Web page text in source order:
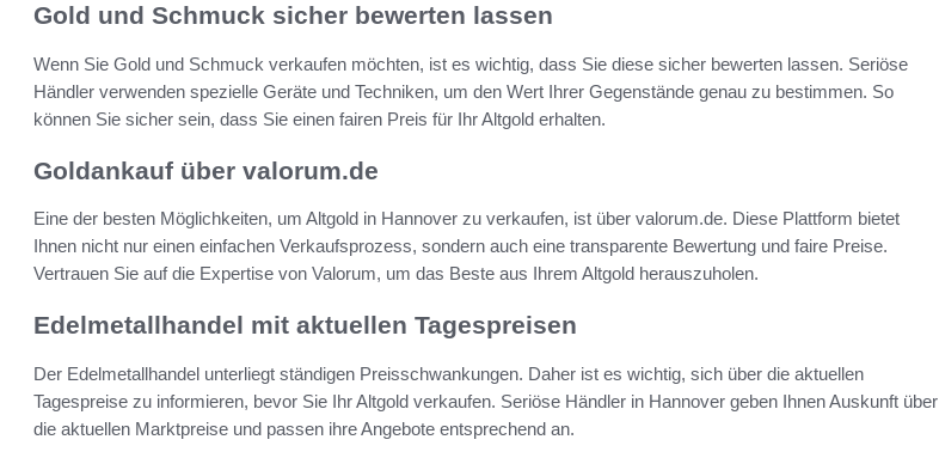
Gold und Schmuck sicher bewerten lassen
Wenn Sie Gold und Schmuck verkaufen möchten, ist es wichtig, dass Sie diese sicher bewerten lassen. Seriöse
Händler verwenden spezielle Geräte und Techniken, um den Wert Ihrer Gegenstände genau zu bestimmen. So
können Sie sicher sein, dass Sie einen fairen Preis für Ihr Altgold erhalten.
Goldankauf über valorum.de
Eine der besten Möglichkeiten, um Altgold in Hannover zu verkaufen, ist über valorum.de. Diese Plattform bietet
Ihnen nicht nur einen einfachen Verkaufsprozess, sondern auch eine transparente Bewertung und faire Preise.
Vertrauen Sie auf die Expertise von Valorum, um das Beste aus Ihrem Altgold herauszuholen.
Edelmetallhandel mit aktuellen Tagespreisen
Der Edelmetallhandel unterliegt ständigen Preisschwankungen. Daher ist es wichtig, sich über die aktuellen
Tagespreise zu informieren, bevor Sie Ihr Altgold verkaufen. Seriöse Händler in Hannover geben Ihnen Auskunft über
die aktuellen Marktpreise und passen ihre Angebote entsprechend an.